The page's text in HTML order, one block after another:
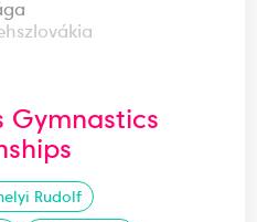
Gymnastics
Rudolf